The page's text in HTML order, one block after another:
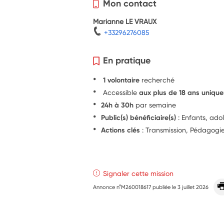
Mon contact
Marianne LE VRAUX
+33296276085
En pratique
1 volontaire recherché
Accessibleaux plus de 18 ans
24h à 30h par semaine
Public(s) bénéficiaire(s) : Enfants,
Actions clés : Transmission,
Signaler cette mission
Annonce n°M260018617 publiée le3 juillet 2026